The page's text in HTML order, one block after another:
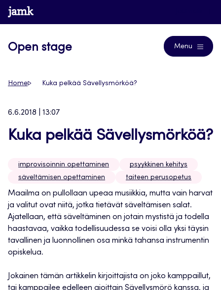
Siirry
suoraan
www.jamk.fi
Open stage Menu
Home Kuka pelkää Sävellysmörköä?
6.6.2018 | 13:07
Kuka pelkää Sävellysmörköä?
improvisoinnin opettaminen
psyykkinen kehitys
säveltämisen opettaminen
taiteen perusopetus
Maailma on pullollaan upeaa musiikkia, mutta vain harvat
ja valitut ovat niitä, jotka tietävät säveltämisen salat.
Ajatellaan, että säveltäminen on jotain mystistä ja todella
haastavaa, vaikka todellisuudessa se voisi olla yksi täysin
tavallinen ja luonnollinen osa minkä tahansa instrumentin
opiskelua.
Jokainen tämän artikkelin kirjoittajista on joko kamppaillut,
tai kamppailee edelleen ajoittain Sävellysmörö kanssa, ja